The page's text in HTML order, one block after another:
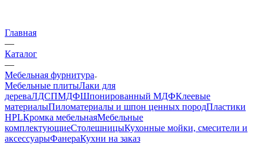
Главная
—
Каталог
—
Мебельная фурнитура
Мебельные плитыЛаки для
дереваЛДСПМДФШпонированный МДФКлеевые
материалыПиломатериалы и шпон ценных породПластики
HPLКромка мебельнаяМебельные
комплектующиеСтолешницыКухонные мойки, смесители и
аксессуарыФанераКухни на заказ